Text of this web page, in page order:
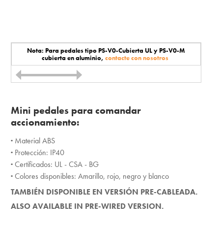
Nota: Para pedales tipo PS-V0-Cubierta UL y PS-V0-M
cubierta en aluminio,contacte con nosotros
Mini pedales para comandar
accionamiento:
· Material ABS
· Protección: IP40
·Certificados: UL - CSA - BG
·Colores disponibles: Amarillo, rojo, negro y blanco
TAMBIÉN DISPONIBLE EN VERSIÓN PRE-CABLEADA.
ALSO AVAILABLE IN PRE-WIRED VERSION.